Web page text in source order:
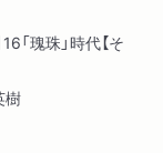
瑰珠」時代【そ
樹